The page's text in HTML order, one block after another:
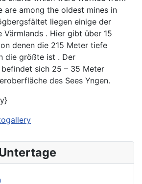
are among the oldest mines in
liegen einige der
Värmlands . Hier gibt über 15
denen die 215 Meter tiefe
die größte ist . Der
sich 25 – 35 Meter
des Sees Yngen.